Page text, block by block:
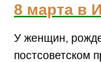
8 марта в
У женщин,
постсоветском